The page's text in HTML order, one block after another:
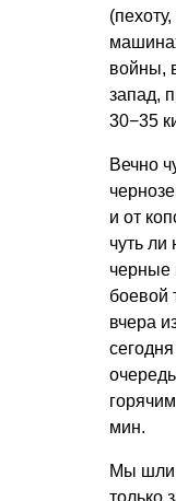
войны,
запад,
30−35
Вечно
и от
чуть
черные
боевой
вчера
мин.
Мы шли
только